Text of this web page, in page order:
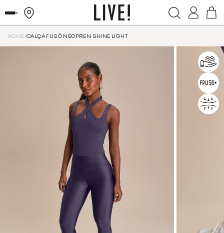
HOME CALÇA FUSÔ NEOPREN SHINE LIGHT